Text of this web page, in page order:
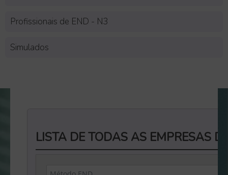
Profissionais de END - N3
Simulados